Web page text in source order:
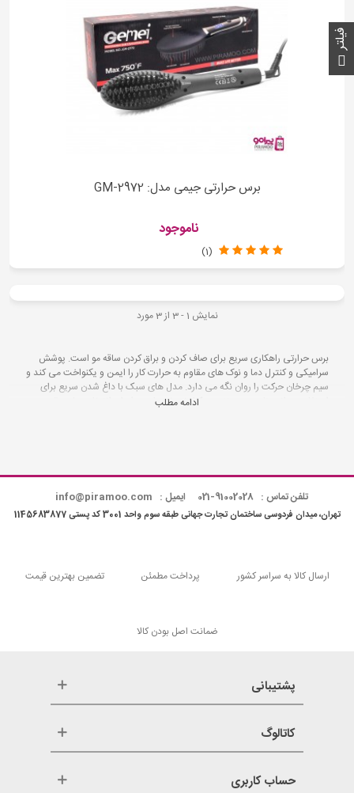
برس حرارتی جیمی مدل: GM-2972
ناموجود
(1)
نمایش 1 - 3 از 3 مورد
برس حرارتی راهکاری سریع برای صاف کردن و براق کردن ساقه مو است. پوشش
سرامیکی و کنترل دما و نوک های مقاوم به حرارت کار را ایمن و یکنواخت می کند و
سیم چرخان حرکت را روان نگه می دارد. مدل های سبک با داغ شدن سریع برای
استفاده روزانه مناسب هستند. در کنار نسخه های حرفه ای انتخاب های مقرون به
ادامه مطلب
تلفن تماس : 91002028-021 ایمیل : info@piramoo.com
تهران، میدان فردوسی ساختمان تجارت جهانی طبقه سوم واحد 3001 کد پستی 1145683877
ارسال کالا به سراسر کشور پرداخت مطمئن تضمین بهترین قیمت
ضمانت اصل بودن کالا
پشتیبانی
کاتالوگ
حساب کاربری
فیلتر